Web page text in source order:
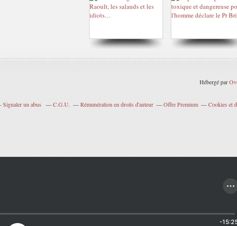
Hébergé par
Signaler un abus C.G.U. Rémunération en droits d'auteur Offre Premium Cookies et
-